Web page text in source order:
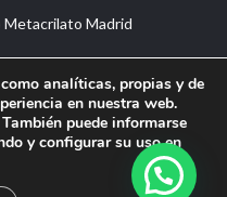
Madrid
–Política de cookies
analíticas, propias y de
en nuestra web.
puede informarse
y configurar su uso en